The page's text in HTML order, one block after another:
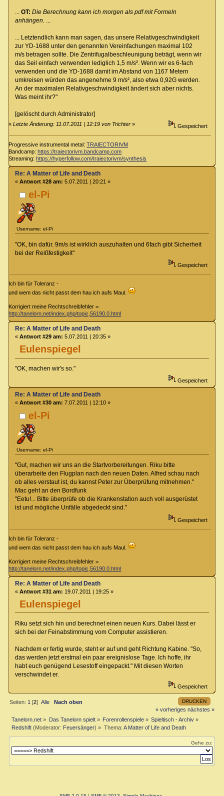
... OT: Die Berechnung kann ich morgen als pdf mit Formeln
anhängen. ...
... Letztendlich kann man sagen, das unsere Relativgeschwindigkeit
zur YD-1688 unter den genannten Vereinfachungen maximal 102
m/s betragen sollte. Die Zentrifugalbeschleunigung beträgt, wenn wir
das Seil einfach verwenden lediglich 1,5 m/s². Wenn wir es 6-fach
verwenden und die YD-1688 damit im Abstand von 1167 Metern
umkreisen würden das angenehme 9 m/s², also etwa 0,92G werden.
An der maximalen Relativgeschwindigkeit ändert sich aber nichts.
Was meint ihr?"
[gelöscht durch Administrator]
«Letzte Änderung: 11.07.2011 | 12:19 von Trichter » Gespeichert
Progressive instrumental metal:TRAIECTORIVM
Bandcamp: https://traiectorivm.bandcamp.com
Streaming: https://hyperfollow.com/traiectorivm/synthesis
el-Pi
Username: el-Pi
Re: A Matter of Life and Death
« Antwort #28 am: 5.07.2011 | 20:21 »
"OK, bin dafür. 9m/s ist wirklich auszuhalten und 6fach gibt Sicherheit
bei der Reißfestigkeit"
Gespeichert
Ich bin für Toleranz -
und wem das nicht passt dem hau ich aufs Maul.
Korrigiert meine Rechtschreibfehler =
http://tanelorn.net/index.php/topic,56190.0.html
Eulenspiegel
Re: A Matter of Life and Death
« Antwort #29 am: 5.07.2011 | 20:35 »
"OK, machen wir's so."
Gespeichert
el-Pi
Username: el-Pi
Re: A Matter of Life and Death
« Antwort #30 am: 7.07.2011 | 12:10 »
"Gut, machen wir uns an die Startvorbereitungen. Riku bitte
überarbeite den Flugplan nach den neuen Daten. Alfred schau nach
ob alles verstaut ist, du kannst Peter zur Überprüfung mitnehmen."
Mac geht an den Bordfunk
"Eetu!... Bitte überprüfe ob die Krankenstation auch voll ausgerüstet
ist und mögliche Unfälle abgedeckt sind."
Gespeichert
Ich bin für Toleranz -
und wem das nicht passt dem hau ich aufs Maul.
Korrigiert meine Rechtschreibfehler =
http://tanelorn.net/index.php/topic,56190.0.html
Eulenspiegel
Re: A Matter of Life and Death
« Antwort #31 am: 19.07.2011 | 19:25 »
Riku setzt sich hin und berechnet einen neuen Kurs. Dabei lässt er
sich bei der Feinabstimmung vom Computer assistieren.
Nachdem er fertig wurde, steht er auf und geht Richtung Kabine. "So,
das werden jetzt erstmal ein paar ereignislose Tage. Ich hoffe, ihr
habt euch genügend Lesestoff eingepackt." Mit diesen Worten
verschwindet er.
Gespeichert
DRUCKEN
Seiten: 1 [2]Alle
Nach oben
« vorheriges nächstes »
Tanelorn.net » Das Tanelorn spielt» Forenrollenspiele » Spieltisch - Archiv »
Redshift (Moderator: Feuersänger) » Thema: A Matter of Life and Death
Gehe zu: